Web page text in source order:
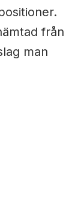
från
man